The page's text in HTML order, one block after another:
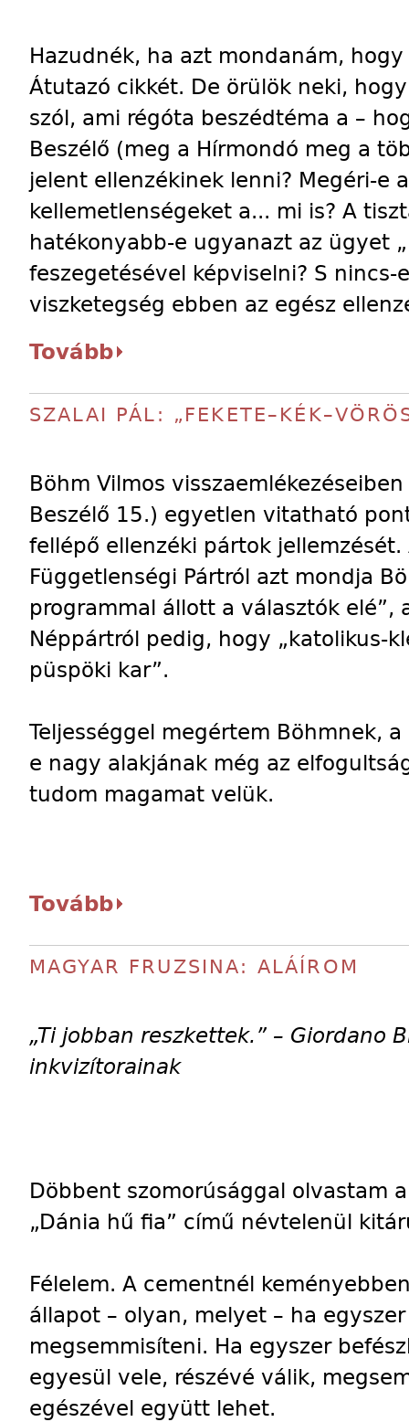
Hazudnék, ha azt mondanám,
Átutazó cikkét. De örülök neki,
szól, ami régóta beszédtéma a –
Beszélő (meg a Hírmondó meg a
jelent ellenzékinek lenni? Megéri-e
kellemetlenségeket a... mi is? A
hatékonyabb-e ugyanazt az ügyet
feszegetésével képviselni? S
viszketegség ebben az egész
Tovább
SZALAI PÁL:
Böhm Vilmos
Beszélő 15.) egyetlen vitatható
fellépő ellenzéki pártok jellemzését.
Függetlenségi Pártról azt mondja
programmal állott a választók elé”,
Néppártról pedig, hogy „katolikus-
püspöki kar”.
Teljességgel megértem Böhmnek,
e nagy alakjának még az
tudom magamat velük.
Tovább
MAGYAR FRUZSINA: ALÁÍROM
„Ti jobban reszkettek.” – Giordano
inkvizítorainak
Döbbent szomorúsággal olvastam
„Dánia hű fia” című névtelenül
Félelem. A cementnél
állapot – olyan, melyet – ha
megsemmisíteni. Ha egyszer
egyesül vele, részévé válik,
egészével együtt lehet.